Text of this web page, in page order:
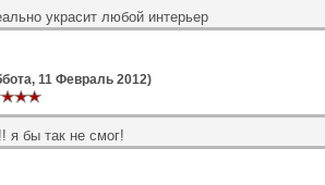
украсит любой интерьер
11 Февраль 2012)
я бы так не смог!